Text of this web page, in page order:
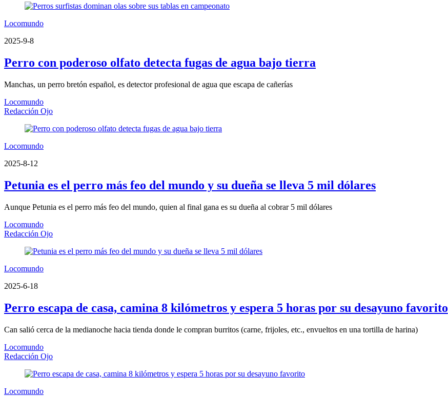
Locomundo
2025-9-8
Perro con poderoso olfato detecta fugas de agua bajo tierra
Manchas, un perro bretón español, es detector profesional de agua que escapa de cañerías
Locomundo
Redacción Ojo
Locomundo
2025-8-12
Petunia es el perro más feo del mundo y su dueña se lleva 5 mil dólares
Aunque Petunia es el perro más feo del mundo, quien al final gana es su dueña al cobrar 5 mil dólares
Locomundo
Redacción Ojo
Locomundo
2025-6-18
Perro escapa de casa, camina 8 kilómetros y espera 5 horas por su desayuno favorito
Can salió cerca de la medianoche hacia tienda donde le compran burritos (carne, frijoles, etc., envueltos en una tortilla de harina)
Locomundo
Redacción Ojo
Locomundo